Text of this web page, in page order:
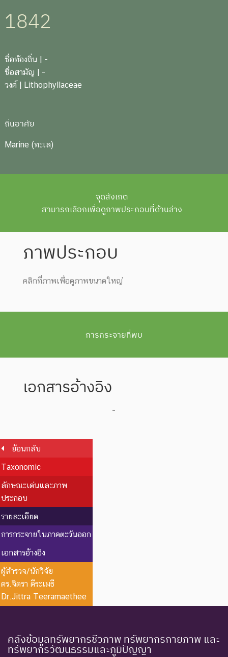
1842
ชื่อท้องถิ่น | -
ชื่อสามัญ | -
วงศ์ | Lithophyllaceae
ถิ่นอาศัย
Marine (ทะเล)
จุดสังเกต
สามารถเลือกเพื่อดูภาพประกอบที่ด้านล่าง
ภาพประกอบ
คลิกที่ภาพเพื่อดูภาพขนาดใหญ่
การกระจายที่พบ
เอกสารอ้างอิง
-
ย้อนกลับ
Taxonomic
ลักษณะเด่นและภาพ
ประกอบ
รายละเอียด
การกระจายในภาคตะวันออก
เอกสารอ้างอิง
ผู้สำรวจ/นักวิจัย
ดร.จิตรา ตีระเมธี
Dr.Jittra Teeramaethee
คลังข้อมูลทรัพยากรชีวภาพ ทรัพยากรกายภาพ และ
ทรัพยากรวัฒนธรรมและภูมิปัญญา